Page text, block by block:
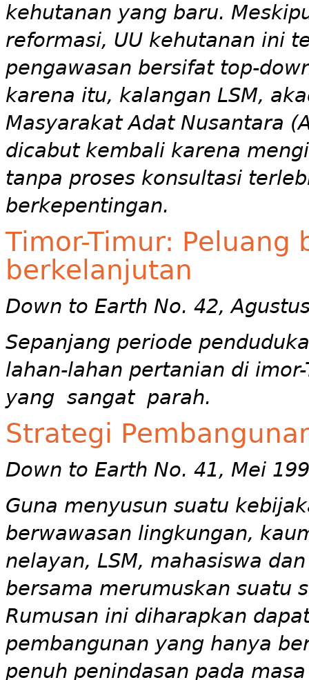
kehutanan yang baru.
reformasi, UU kehutanan ini
pengawasan bersifat top-
karena itu, kalangan LSM,
Masyarakat Adat Nusantara
dicabut kembali karena
tanpa proses konsultasi
berkepentingan.
Timor-Timur: Peluang
berkelanjutan
Down to Earth No. 42,
Sepanjang periode
lahan-lahan pertanian di
yang sangat parah.
Strategi
Down to Earth No. 41, Mei
Guna menyusun suatu
berwawasan lingkungan,
nelayan, LSM, mahasiswa
bersama merumuskan suatu
Rumusan ini diharapkan
pembangunan yang hanya
penuh penindasan pada